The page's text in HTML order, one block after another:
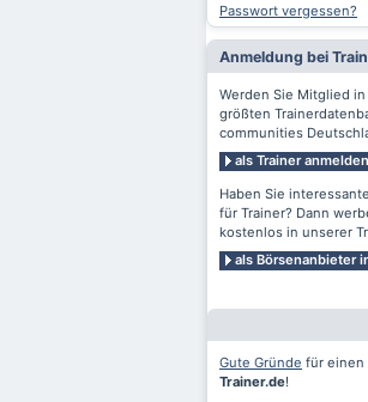
Passwort vergessen?
Anmeldung bei
Werden Sie Mitglied
größten
communities
als Trainer anmelden
Haben Sie
für Trainer? Dann
kostenlos in unserer
als Börsenanbieter
Gute Gründe für einen
Trainer.de!